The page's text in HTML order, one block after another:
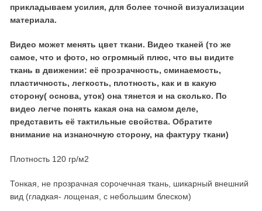
прикладываем усилия, для более точной визуализации
материала.
Видео может менять цвет ткани. Видео тканей (то же
самое, что и фото, но огромный плюс, что вы видите
ткань в движении: её прозрачность, сминаемость,
пластичность, легкость, плотность, как и в какую
сторону( основа, уток) она тянется и на сколько. По
видео легче понять какая она на самом деле,
представить её тактильные свойства. Обратите
внимание на изнаночную сторону, на фактуру ткани)
Плотность 120 гр/м2
Тонкая, не прозрачная сорочечная ткань, шикарный внешний
вид (гладкая- лощеная, с небольшим блеском)